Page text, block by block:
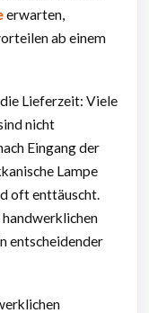
erwarten,
ab einem
Lieferzeit: Viele
nicht
Eingang der
Lampe
oft enttäuscht.
entscheidender